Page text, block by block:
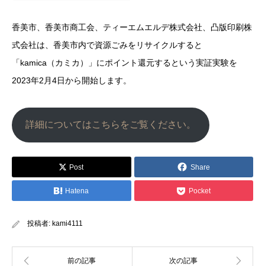
香美市、香美市商工会、ティーエムエルデ株式会社、凸版印刷株
式会社は、香美市内で資源ごみをリサイクルすると
「kamica（カミカ）」にポイント還元するという実証実験を
2023年2月4日から開始します。
詳細についてはこちらをご覧ください。
Post Share
Hatena Pocket
投稿者: kami4111